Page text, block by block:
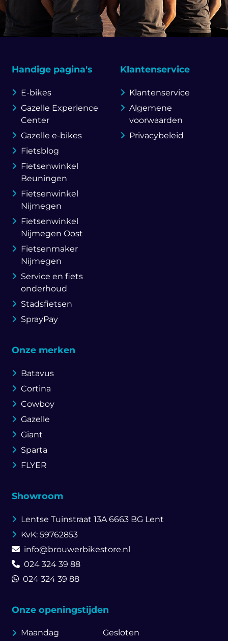
Handige pagina's
E-bikes
Gazelle Experience
Center
Gazelle e-bikes
Fietsblog
Fietsenwinkel
Beuningen
Fietsenwinkel
Nijmegen
Fietsenwinkel
Nijmegen Oost
Fietsenmaker
Nijmegen
Service en fiets
onderhoud
Stadsfietsen
SprayPay
Klantenservice
Klantenservice
Algemene
voorwaarden
Privacybeleid
Onze merken
Batavus
Cortina
Cowboy
Gazelle
Giant
Sparta
FLYER
Showroom
Lentse Tuinstraat 13A6663 BG Lent
KvK: 59762853
info@brouwerbikestore.nl
024 324 39 88
024 324 39 88
Onze openingstijden
Maandag Gesloten